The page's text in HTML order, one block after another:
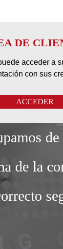
DE
acceder a
con sus
ACCEDER
de
de la